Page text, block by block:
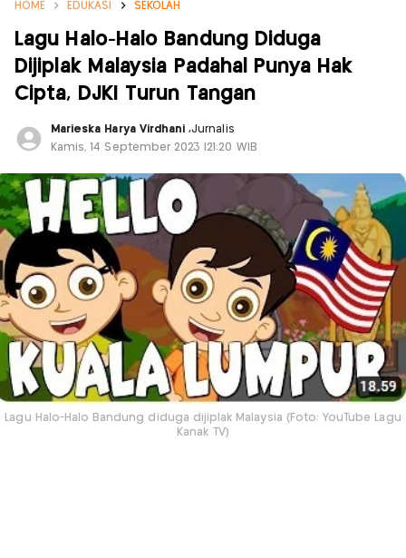
HOME EDUKASI SEKOLAH
Lagu Halo-Halo Bandung Diduga
Dijiplak Malaysia Padahal Punya Hak
Cipta, DJKI Turun Tangan
Marieska Harya Virdhani,Jurnalis
Kamis, 14 September 2023 |21:20 WIB
Lagu Halo-Halo Bandung diduga dijiplak Malaysia (Foto: YouTube Lagu
Kanak TV)